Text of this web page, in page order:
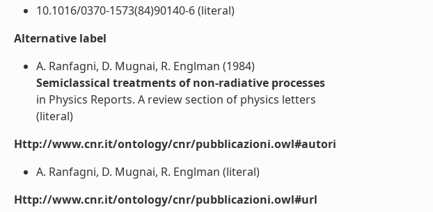
10.1016/0370-1573(84)90140-6 (literal)
Alternative label
A. Ranfagni, D. Mugnai, R. Englman (1984)
Semiclassical treatments of non-radiative processes
in Physics Reports. A review section of physics letters
(literal)
Http://www.cnr.it/ontology/cnr/pubblicazioni.owl#autori
A. Ranfagni, D. Mugnai, R. Englman (literal)
Http://www.cnr.it/ontology/cnr/pubblicazioni.owl#url